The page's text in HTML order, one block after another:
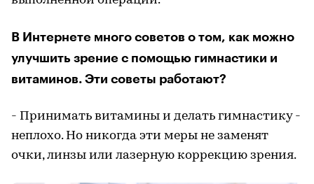
В Интернете много советов о том, как можно
улучшить зрение с помощью гимнастики и
витаминов. Эти советы работают?
- Принимать витамины и делать гимнастику -
неплохо. Но никогда эти меры не заменят
очки, линзы или лазерную коррекцию зрения.